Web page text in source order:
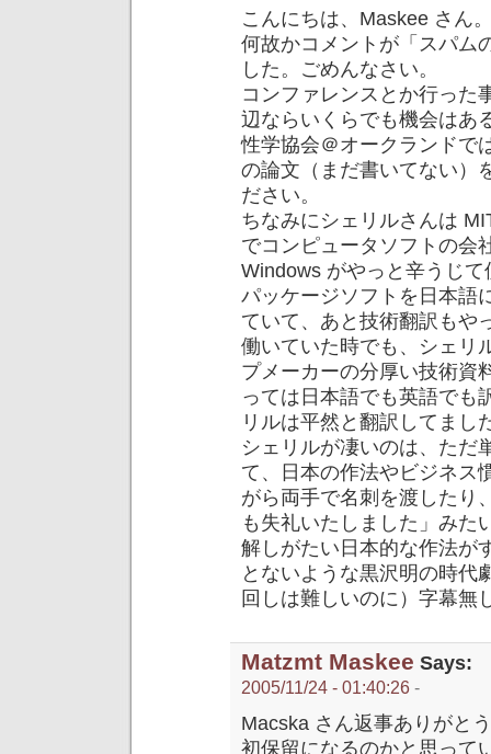
こんにちは、Maskee さん
何故かコメントが「スパム
した。ごめんなさい。
コンファレンスとか行った
辺ならいくらでも機会はあ
性学協会＠オークランドで
の論文（まだ書いてない）
ださい。
ちなみにシェリルさんは
でコンピュータソフトの会
Windows がやっと辛うじ
パッケージソフトを日本語
ていて、あと技術翻訳もや
働いていた時でも、シェリ
プメーカーの分厚い技術資
っては日本語でも英語でも
リルは平然と翻訳してまし
シェリルが凄いのは、ただ
て、日本の作法やビジネス
がら両手で名刺を渡したり
も失礼いたしました」みた
解しがたい日本的な作法が
とないような黒沢明の時代
回しは難しいのに）字幕無
Matzmt Maskee Says:
2005/11/24 - 01:40:26 -
Macska さん返事ありがと
初保留になるのかと思って